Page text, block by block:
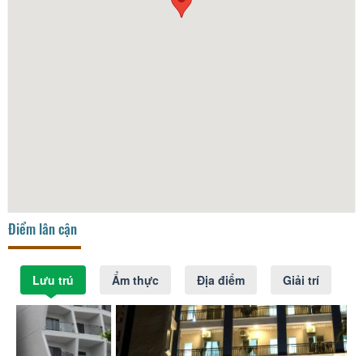
Điểm lân cận
Lưu trú Ẩm thực Địa điểm Giải trí